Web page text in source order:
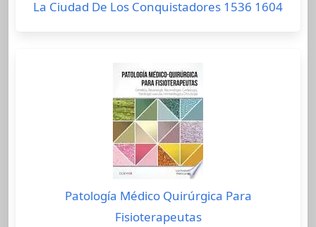
La Ciudad De Los Conquistadores 1536 1604
Patología Médico Quirúrgica Para
Fisioterapeutas